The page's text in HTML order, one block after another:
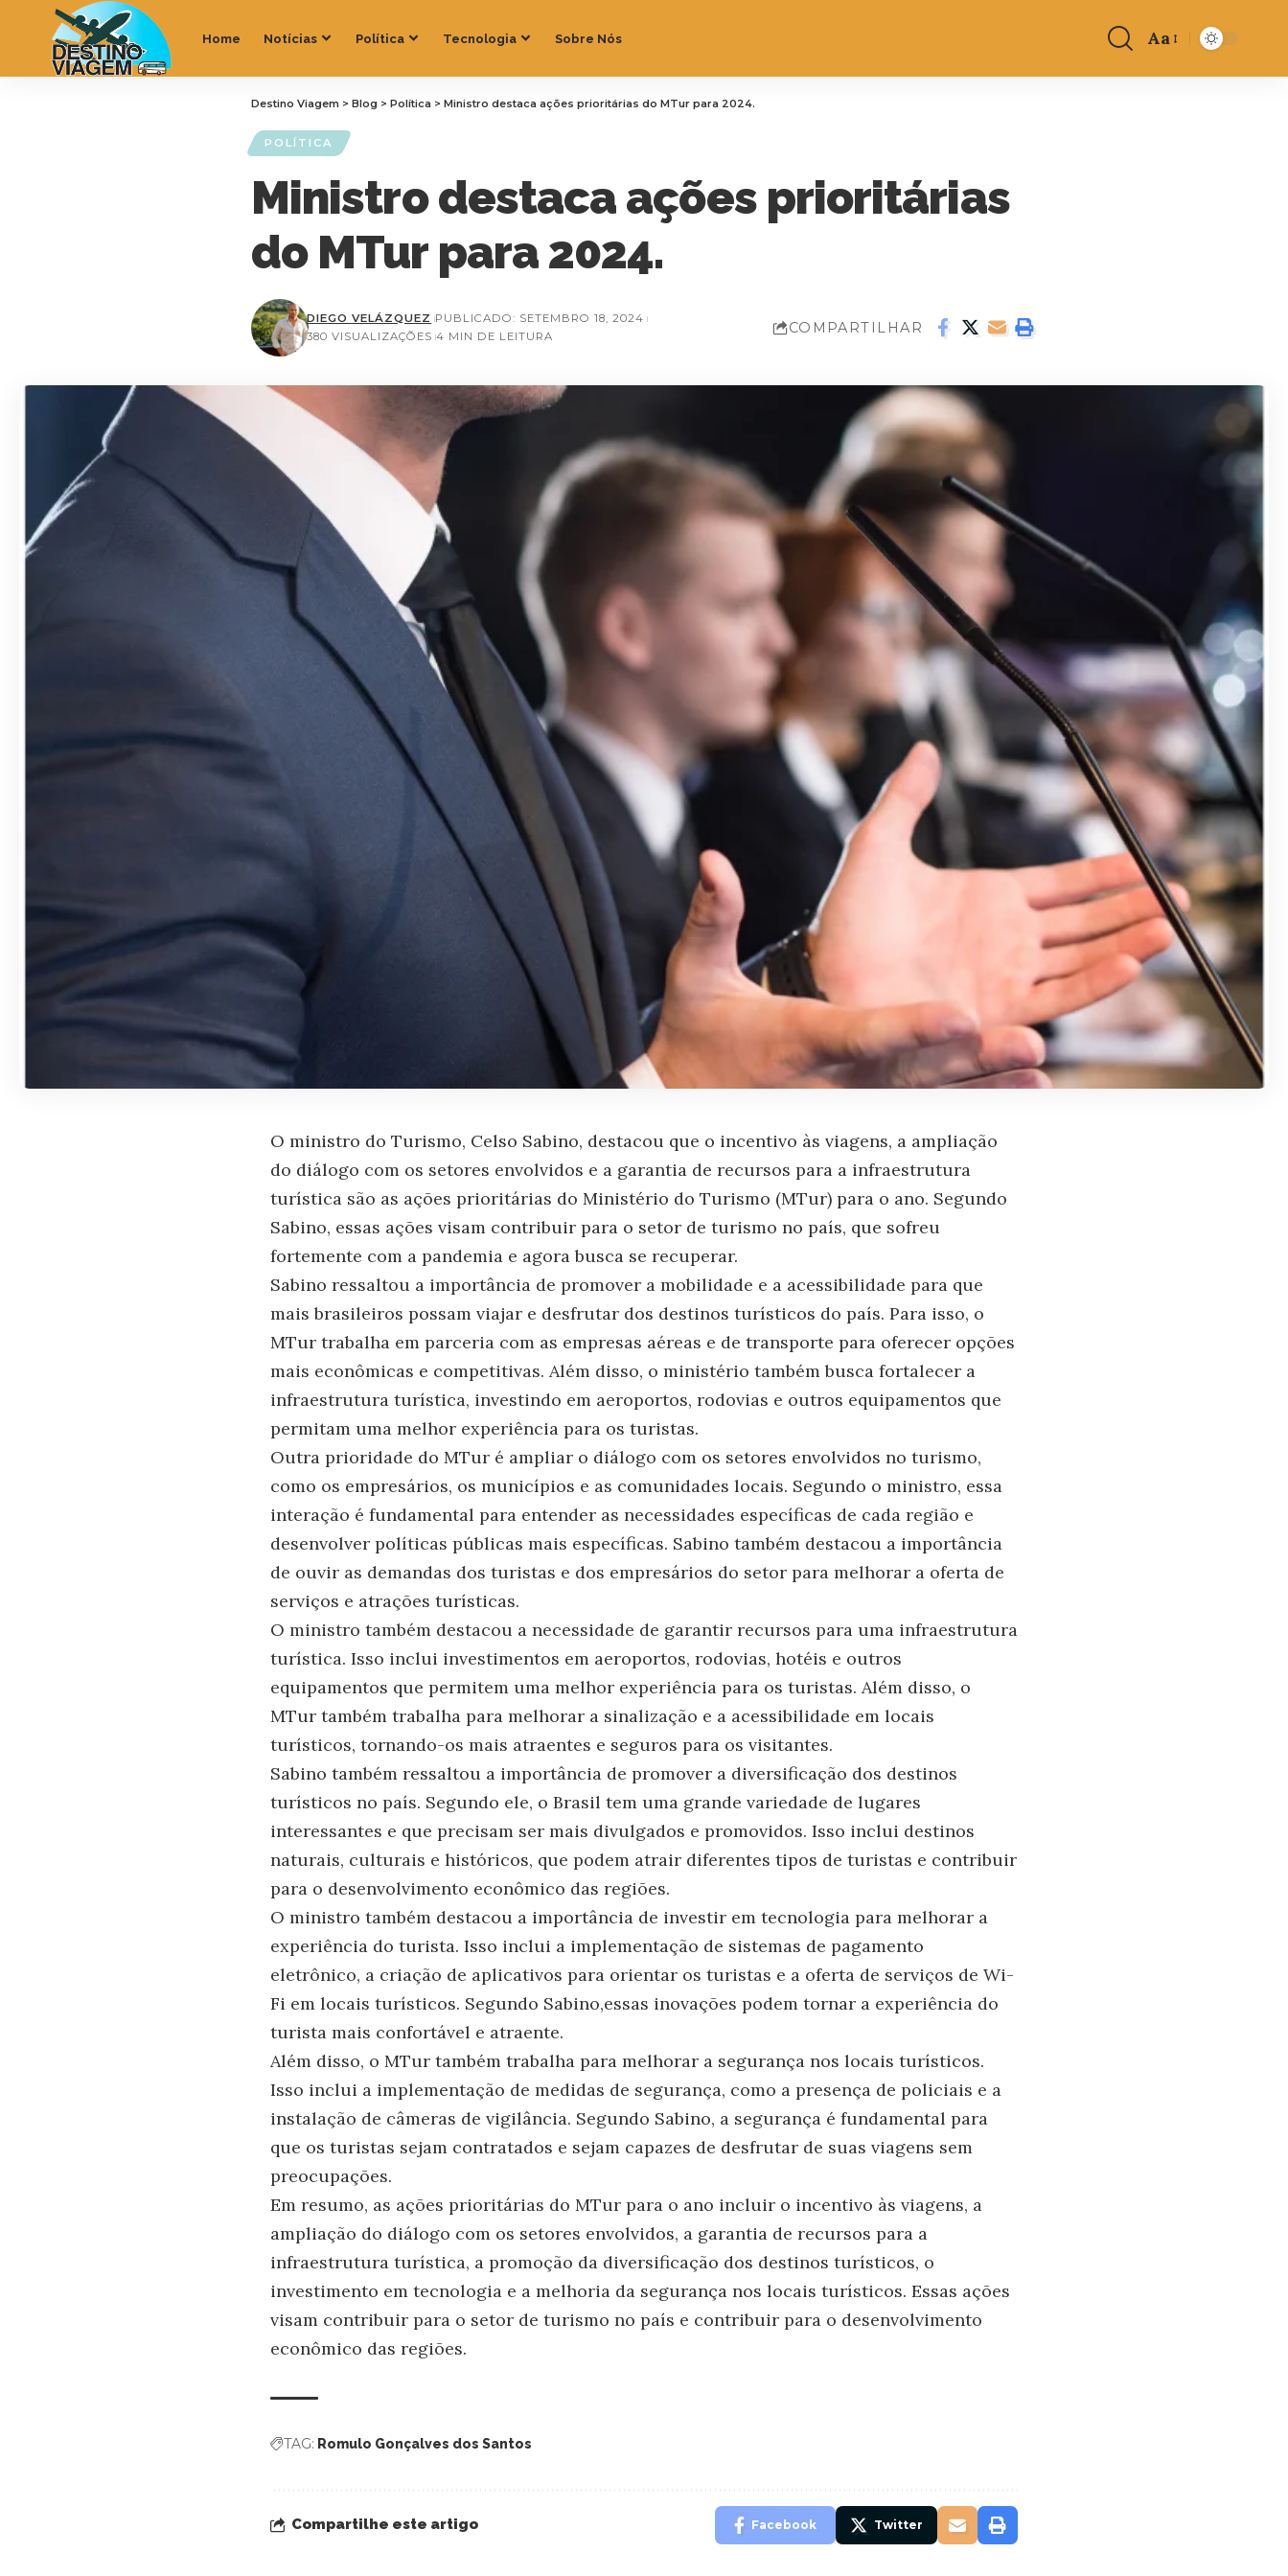
Home Notícias Política Tecnologia Sobre Nós Aa
Destino Viagem > Blog > Política > Ministro destaca ações prioritárias do MTur para 2024.
POLÍTICA
Ministro destaca ações prioritárias
do MTur para 2024.
DIEGO VELÁZQUEZ PUBLICADO: SETEMBRO 18, 2024
380 VISUALIZAÇÕES 4 MIN DE LEITURA COMPARTILHAR
O ministro do Turismo, Celso Sabino, destacou que o incentivo às viagens, a ampliação
do diálogo com os setores envolvidos e a garantia de recursos para a infraestrutura
turística são as ações prioritárias do Ministério do Turismo (MTur) para o ano. Segundo
Sabino, essas ações visam contribuir para o setor de turismo no país, que sofreu
fortemente com a pandemia e agora busca se recuperar.
Sabino ressaltou a importância de promover a mobilidade e a acessibilidade para que
mais brasileiros possam viajar e desfrutar dos destinos turísticos do país. Para isso, o
MTur trabalha em parceria com as empresas aéreas e de transporte para oferecer opções
mais econômicas e competitivas. Além disso, o ministério também busca fortalecer a
infraestrutura turística, investindo em aeroportos, rodovias e outros equipamentos que
permitam uma melhor experiência para os turistas.
Outra prioridade do MTur é ampliar o diálogo com os setores envolvidos no turismo,
como os empresários, os municípios e as comunidades locais. Segundo o ministro, essa
interação é fundamental para entender as necessidades específicas de cada região e
desenvolver políticas públicas mais específicas. Sabino também destacou a importância
de ouvir as demandas dos turistas e dos empresários do setor para melhorar a oferta de
serviços e atrações turísticas.
O ministro também destacou a necessidade de garantir recursos para uma infraestrutura
turística. Isso inclui investimentos em aeroportos, rodovias, hotéis e outros
equipamentos que permitem uma melhor experiência para os turistas. Além disso, o
MTur também trabalha para melhorar a sinalização e a acessibilidade em locais
turísticos, tornando-os mais atraentes e seguros para os visitantes.
Sabino também ressaltou a importância de promover a diversificação dos destinos
turísticos no país. Segundo ele, o Brasil tem uma grande variedade de lugares
interessantes e que precisam ser mais divulgados e promovidos. Isso inclui destinos
naturais, culturais e históricos, que podem atrair diferentes tipos de turistas e contribuir
para o desenvolvimento econômico das regiões.
O ministro também destacou a importância de investir em tecnologia para melhorar a
experiência do turista. Isso inclui a implementação de sistemas de pagamento
eletrônico, a criação de aplicativos para orientar os turistas e a oferta de serviços de Wi-
Fi em locais turísticos. Segundo Sabino,essas inovações podem tornar a experiência do
turista mais confortável e atraente.
Além disso, o MTur também trabalha para melhorar a segurança nos locais turísticos.
Isso inclui a implementação de medidas de segurança, como a presença de policiais e a
instalação de câmeras de vigilância. Segundo Sabino, a segurança é fundamental para
que os turistas sejam contratados e sejam capazes de desfrutar de suas viagens sem
preocupações.
Em resumo, as ações prioritárias do MTur para o ano incluir o incentivo às viagens, a
ampliação do diálogo com os setores envolvidos, a garantia de recursos para a
infraestrutura turística, a promoção da diversificação dos destinos turísticos, o
investimento em tecnologia e a melhoria da segurança nos locais turísticos. Essas ações
visam contribuir para o setor de turismo no país e contribuir para o desenvolvimento
econômico das regiões.
TAG: Romulo Gonçalves dos Santos
Compartilhe este artigo Facebook Twitter